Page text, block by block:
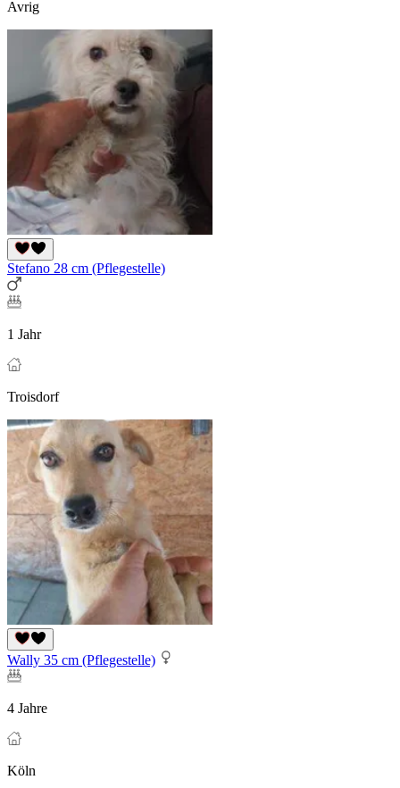
Avrig
Stefano 28 cm (Pflegestelle)
1 Jahr
Troisdorf
Wally 35 cm (Pflegestelle)
4 Jahre
Köln